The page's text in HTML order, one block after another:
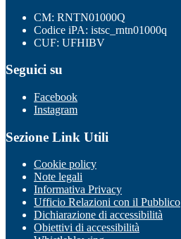
CM: RNTN01000Q
Codice iPA: istsc_rntn01000q
CUF: UFHIBV
Seguici su
Facebook
Instagram
Sezione Link Utili
Cookie policy
Note legali
Informativa Privacy
Ufficio Relazioni con il Pubblico
Dichiarazione di accessibilità
Obiettivi di accessibilità